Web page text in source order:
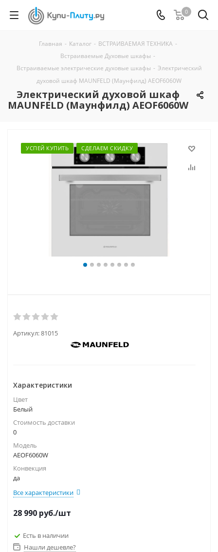
0
Главная - Каталог - ВСТРАИВАЕМАЯ ТЕХНИКА -
Встраиваемые Духовые шкафы -
Встраиваемые электрические духовые шкафы - Электрический
духовой шкаф MAUNFELD (Маунфилд) AEOF6060W
Электрический духовой шкаф
MAUNFELD (Маунфилд) AEOF6060W
УСПЕЙ КУПИТЬ СДЕЛАЕМ СКИДКУ
Артикул:81015
Характеристики
Цвет
Белый
Стоимость доставки
0
Модель
AEOF6060W
Конвекция
да
Все характеристики
28 990 руб./шт
Есть в наличии
Нашли дешевле?